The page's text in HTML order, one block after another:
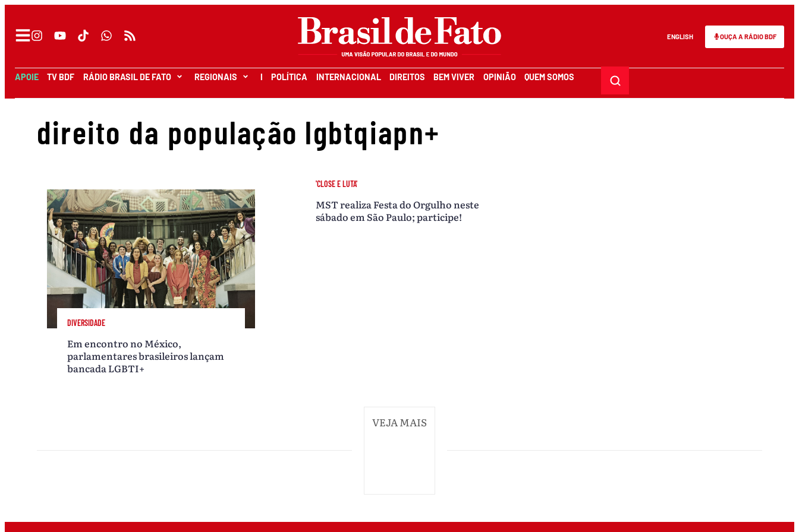
ENGLISH OUÇA A RÁDIO BDF
APOIE TV BDF RÁDIO BRASIL DE FATO REGIONAIS I POLÍTICA INTERNACIONAL DIREITOS BEM VIVER OPINIÃO QUEM SOMOS
direito da população lgbtqiapn+
DIVERSIDADE
Em encontro no México,
parlamentares brasileiros lançam
bancada LGBTI+
'CLOSE E LUTA'
MST realiza Festa do Orgulho neste
sábado em São Paulo; participe!
VEJA MAIS